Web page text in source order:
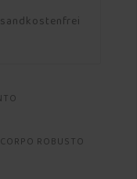
CORPO ROBUSTO